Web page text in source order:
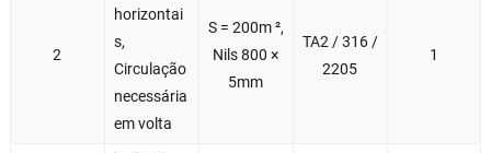
2
horizontai
s,
Circulação
necessária
em volta
S = 200m ²,
Nils 800 ×
5mm
TA2 / 316 /
2205
1